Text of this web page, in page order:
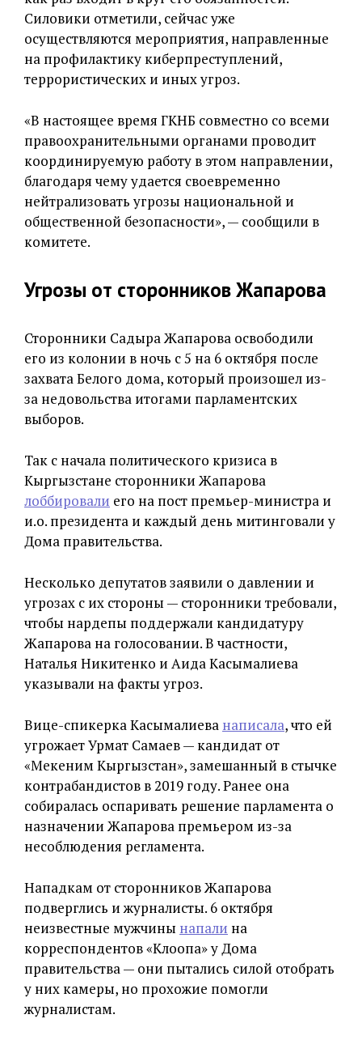
Силовики отметили, сейчас уже
осуществляются мероприятия, направленные
на профилактику киберпреступлений,
террористических и иных угроз.
«В настоящее время ГКНБ совместно со всеми
правоохранительными органами проводит
координируемую работу в этом направлении,
благодаря чему удается своевременно
нейтрализовать угрозы национальной и
общественной безопасности», — сообщили в
комитете.
Угрозы от сторонников Жапарова
Сторонники Садыра Жапарова освободили
его из колонии в ночь с 5 на 6 октября после
захвата Белого дома, который произошел из-
за недовольства итогами парламентских
выборов.
Так с начала политического кризиса в
Кыргызстане сторонники Жапарова
лоббировали его на пост премьер-министра и
и.о. президента и каждый день митинговали у
Дома правительства.
Несколько депутатов заявили о давлении и
угрозах с их стороны — сторонники требовали,
чтобы нардепы поддержали кандидатуру
Жапарова на голосовании. В частности,
Наталья Никитенко и Аида Касымалиева
указывали на факты угроз.
Вице-спикерка Касымалиева написала, что ей
угрожает Урмат Самаев — кандидат от
«Мекеним Кыргызстан», замешанный в стычке
контрабандистов в 2019 году. Ранее она
собиралась оспаривать решение парламента о
назначении Жапарова премьером из-за
несоблюдения регламента.
Нападкам от сторонников Жапарова
подверглись и журналисты. 6 октября
неизвестные мужчины напали на
корреспондентов «Клоопа» у Дома
правительства — они пытались силой отобрать
у них камеры, но прохожие помогли
журналистам.